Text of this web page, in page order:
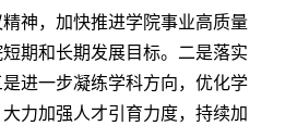
神，加快推进学院事业高质量
期和长期发展目标。二是落实
进一步凝练学科方向，优化学
力加强人才引育力度，持续加